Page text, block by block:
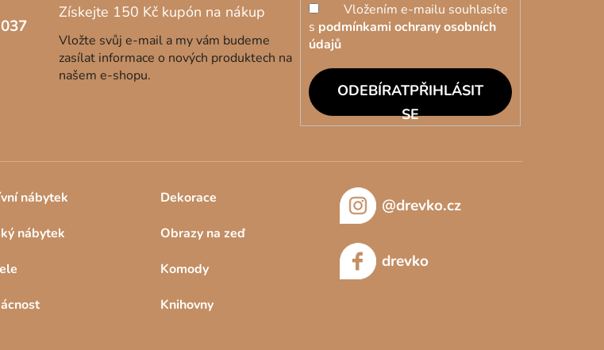
Vložte svůj e-mail a my vám budeme
zasílat informace o nových produktech na
našem e-shopu.
Vložením e-mailu souhlasíte
s podmínkami ochrany osobních
údajů
PŘIHLÁSIT
SE
nábytek
nábytek
Dekorace
Obrazy na zeď
Komody
Knihovny
@drevko.cz
drevko